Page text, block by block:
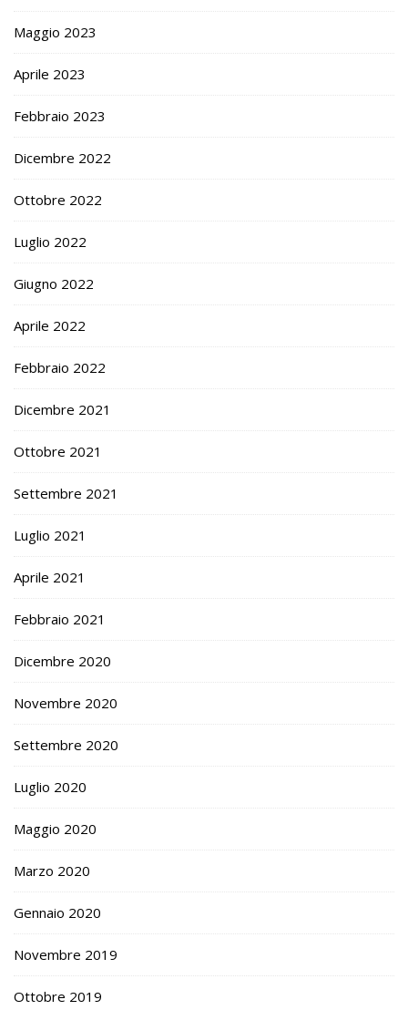
Maggio 2023
Aprile 2023
Febbraio 2023
Dicembre 2022
Ottobre 2022
Luglio 2022
Giugno 2022
Aprile 2022
Febbraio 2022
Dicembre 2021
Ottobre 2021
Settembre 2021
Luglio 2021
Aprile 2021
Febbraio 2021
Dicembre 2020
Novembre 2020
Settembre 2020
Luglio 2020
Maggio 2020
Marzo 2020
Gennaio 2020
Novembre 2019
Ottobre 2019